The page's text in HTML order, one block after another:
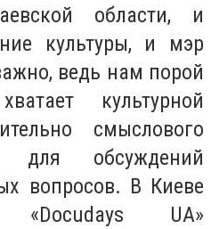
области, и
культуры, и мэр
ведь нам порой
культурной
смыслового
для обсуждений
вопросов. В Киеве
UA»